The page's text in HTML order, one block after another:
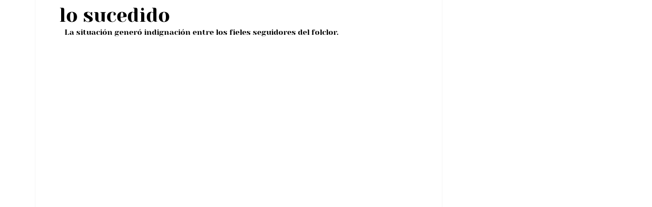
lo sucedido
La situación generó indignación entre los fieles seguidores del folclor.